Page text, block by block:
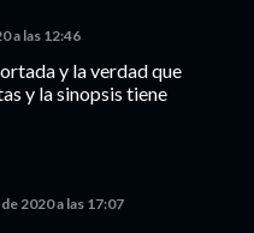
a las 12:46
y la verdad que
y la sinopsis tiene
2020 a las 17:07